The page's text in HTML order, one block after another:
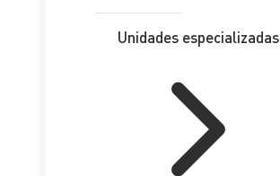
Unidades especializadas